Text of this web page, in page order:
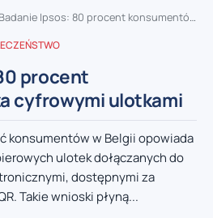
Badanie Ipsos: 80 procent konsumentów za cyfrowymi ulotkami
procent
cyfrowymi ulotkami
konsumentów w Belgii opowiada
ulotek dołączanych do
dostępnymi za
Takie wnioski płyną...